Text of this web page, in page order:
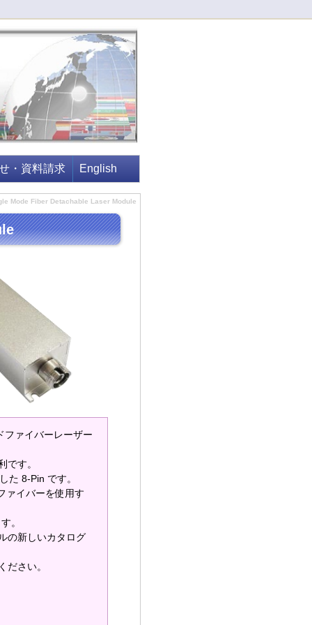
・資料請求 English
Mode Fiber Detachable Laser Module
ファイバーレーザー
です。
た 8-Pin です。
ァイバーを使用す
。
の新しいカタログ
ださい。